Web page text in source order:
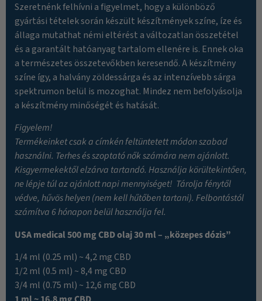
Szeretnénk felhívni a figyelmet, hogy a különböző
gyártási tételek során készült készítmények színe, íze és
állaga mutathat némi eltérést a változatlan összetétel
és a garantált hatóanyag tartalom ellenére is. Ennek oka
a természetes összetevőkben keresendő. A készítmény
színe így, a halvány zöldessárga és az intenzívebb sárga
spektrumon belül is mozoghat. Mindez nem befolyásolja
a készítmény minőségét és hatását.
Figyelem!
Termékeinket csak a címkén feltüntetett módon szabad
használni. Terhes és szoptató nők számára nem ajánlott.
Kisgyermekektől elzárva tartandó. Használja körültekintően,
ne lépje túl az ajánlott napi mennyiséget! Tárolja fénytől
védve, hűvös helyen (nem kell hűtőben tartani). Felbontástól
számítva 6 hónapon belül használja fel.
USA medical 500 mg CBD olaj 30 ml – „közepes dózis”
1/4 ml (0.25 ml) ~ 4,2 mg CBD
1/2 ml (0.5 ml) ~ 8,4 mg CBD
3/4 ml (0.75 ml) ~ 12,6 mg CBD